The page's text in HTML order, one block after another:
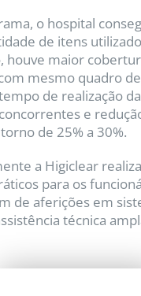
o hospital
de itens
houve maior
mesmo quadro
de realização
e
de 25% a 30%.
a Higiclear
para os
de aferições em
técnica